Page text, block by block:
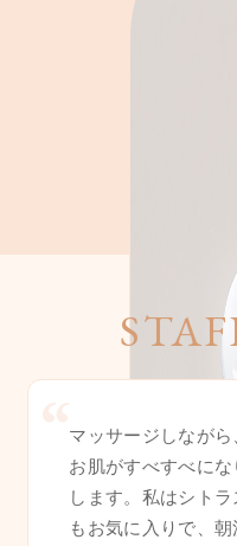
マッサージしなが
お肌がすべすべに
します。私はシト
もお気に入りで、